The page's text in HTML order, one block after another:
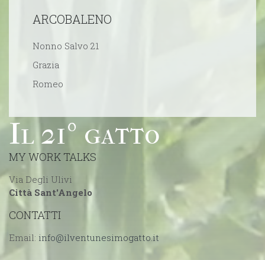
ARCOBALENO
Nonno Salvo 21
Grazia
Romeo
Il 21º gatto
MY WORK TALKS
Via Degli Ulivi
Città Sant'Angelo
CONTATTI
Email: